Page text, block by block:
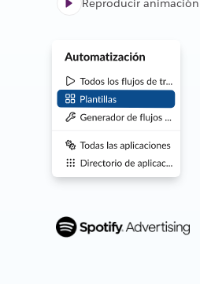
Reproducir animación